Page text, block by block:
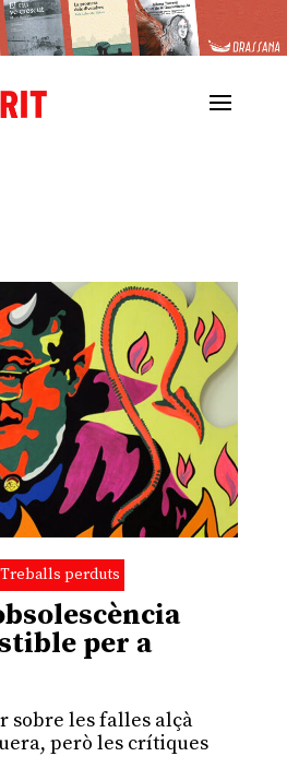
Treballs perduts
per a
sobre les falles alçà
però les crítiques